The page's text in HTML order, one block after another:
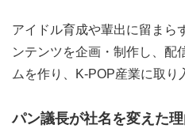
アイドル育成や輩出に留まら
ンテンツを企画・制作し、配
ムを作り、K-POP産業に取り
パン議長が社名を変えた